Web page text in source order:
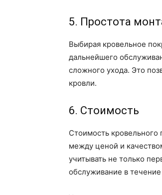
5. Простота
Выбирая кровельное
дальнейшего
сложного ухода. Это
кровли.
6. Стоимость
Стоимость
между ценой и
учитывать не только
обслуживание в течение